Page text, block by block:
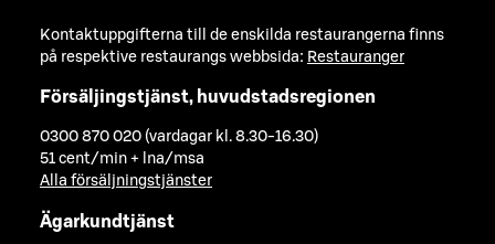
Kontaktuppgifterna till de enskilda restaurangerna finns
på respektive restaurangs webbsida: Restauranger
Försäljingstjänst, huvudstadsregionen
0300 870 020 (vardagar kl. 8.30-16.30)
51 cent/min + lna/msa
Alla försäljningstjänster
Ägarkundtjänst